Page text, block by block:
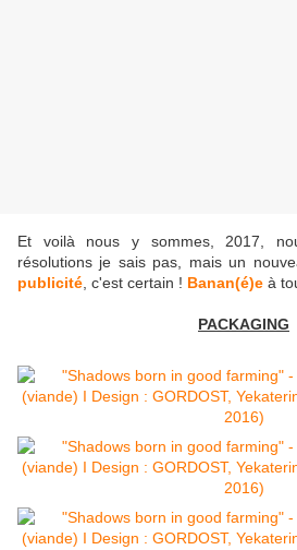
Et voilà nous y sommes, 2017,
résolutions je sais pas, mais un
publicité , c'est certain ! Banan(é)e à
PACKAGING